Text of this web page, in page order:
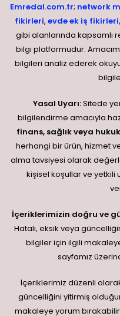
Emredal.com.tr; network
fikirleri, evde ek iş fikirleri,
gibi alanlarında kapsamlı
bilgi platformudur.
bilgileri analiz ederek
Yasal Uyarı:Sitede
bilgilendirme amacıyla
finans, sağlık veya
herhangi bir ürün, hizmet
alma tavsiyesi olarak
kişisel koşullar ve
İçeriklerimizin doğru ve
Hatalı, eksik veya
bilgiler için ilgili
sayfamız
İçeriklerimiz düzenli
güncelliğini yitirmiş
makaleye yorum